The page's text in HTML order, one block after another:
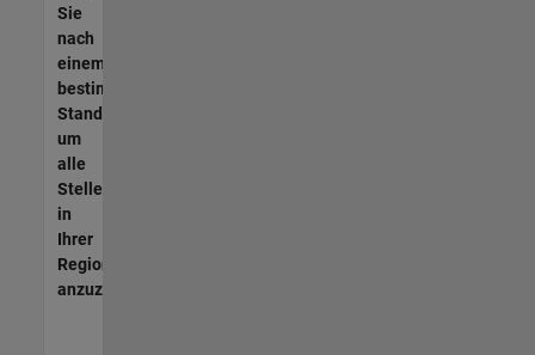
Sie
nach
einem
bestimmten
Standort,
um
alle
Stellenangebote
in
Ihrer
Region
anzuzeigen.